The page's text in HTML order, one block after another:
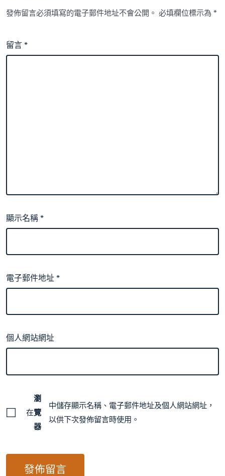
發佈留言必須填寫的電子郵件地址不會公開。 必填欄位標示為*
留言*
顯示名稱*
電子郵件地址*
個人網站網址
在
瀏
覽
器
中儲存顯示名稱、電子郵件地址及個人網站網址，
以供下次發佈留言時使用。